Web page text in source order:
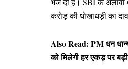
करोड़ की धोखाधड़ी का
Also Read: PM धन
को मिलेगी हर एकड़ पर